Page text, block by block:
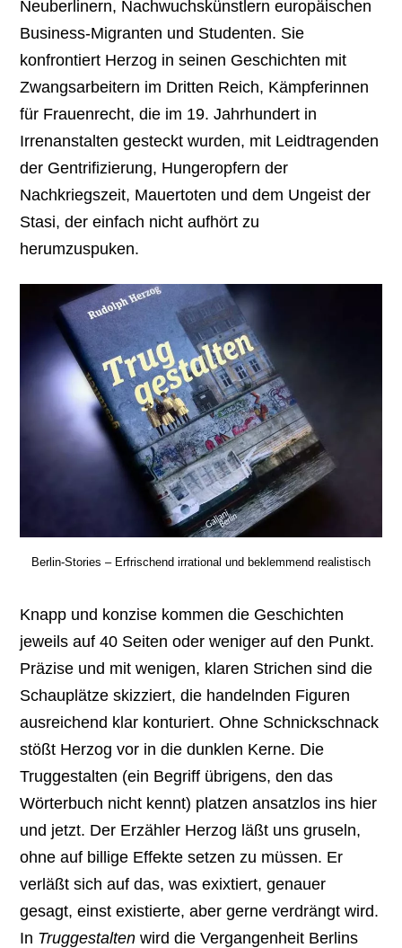
Neuberlinern, Nachwuchskünstlern europäischen
Business-Migranten und Studenten. Sie
konfrontiert Herzog in seinen Geschichten mit
Zwangsarbeitern im Dritten Reich, Kämpferinnen
für Frauenrecht, die im 19. Jahrhundert in
Irrenanstalten gesteckt wurden, mit Leidtragenden
der Gentrifizierung, Hungeropfern der
Nachkriegszeit, Mauertoten und dem Ungeist der
Stasi, der einfach nicht aufhört zu
herumzuspuken.
Berlin-Stories – Erfrischend irrational und beklemmend realistisch
Knapp und konzise kommen die Geschichten
jeweils auf 40 Seiten oder weniger auf den Punkt.
Präzise und mit wenigen, klaren Strichen sind die
Schauplätze skizziert, die handelnden Figuren
ausreichend klar konturiert. Ohne Schnickschnack
stößt Herzog vor in die dunklen Kerne. Die
Truggestalten (ein Begriff übrigens, den das
Wörterbuch nicht kennt) platzen ansatzlos ins hier
und jetzt. Der Erzähler Herzog läßt uns gruseln,
ohne auf billige Effekte setzen zu müssen. Er
verläßt sich auf das, was exixtiert, genauer
gesagt, einst existierte, aber gerne verdrängt wird.
In Truggestaltenwird die Vergangenheit Berlins